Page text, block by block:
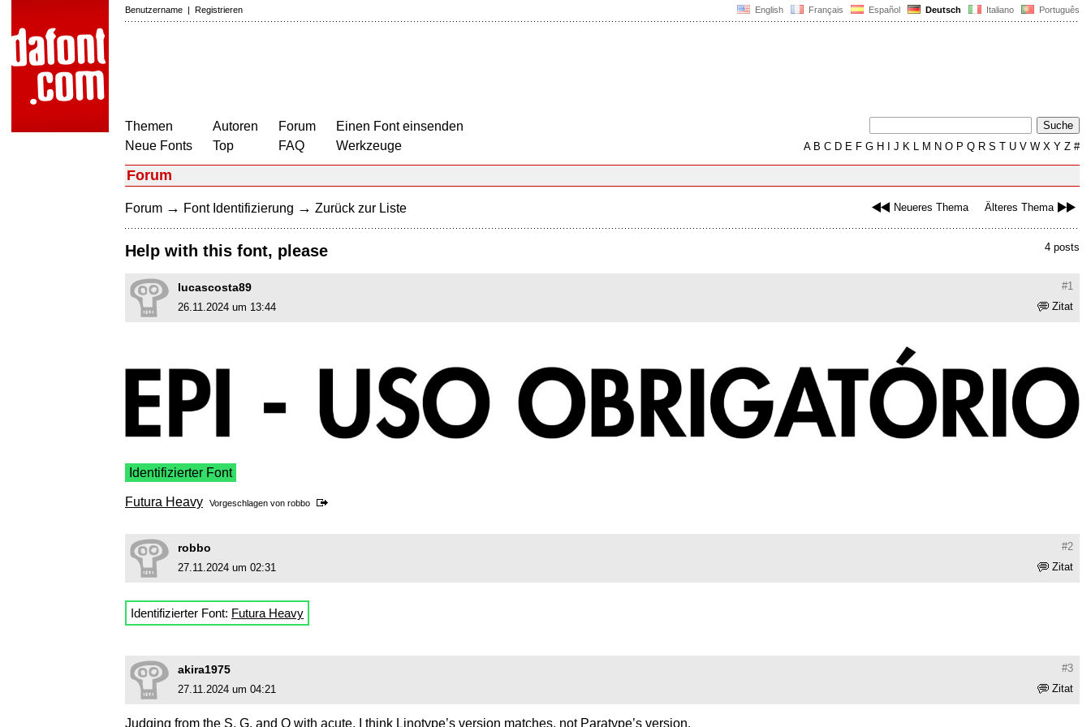
English Français Español Deutsch Italiano Português
Benutzername | Registrieren
Themen
Neue Fonts
Autoren
Top
Forum
FAQ
Einen Font einsenden
Werkzeuge
AB C D E F G H J K L M N O P Q R S T U V W X Y Z #
Forum
Neueres Thema Älteres Thema
Forum → Font Identifizierung → Zurück zur Liste
4 posts
Help with this font, please
#1
lucascosta89
Zitat
26.11.2024 um 13:44
Identifizierter Font
Futura Heavy Vorgeschlagen von robbo
#2
robbo
Zitat
27.11.2024 um 02:31
Identifizierter Font: Futura Heavy
#3
akira1975
Zitat
27.11.2024 um 04:21
Judging from the S, G, and O with acute, I think Linotype’s version matches, not Paratype’s version.